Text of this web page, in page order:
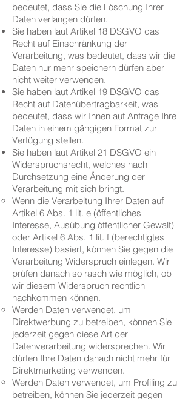
bedeutet, dass Sie die Löschung Ihrer
Daten verlangen dürfen.
Sie haben laut Artikel 18 DSGVO das
Recht auf Einschränkung der
Verarbeitung, was bedeutet, dass wir die
Daten nur mehr speichern dürfen aber
nicht weiter verwenden.
Sie haben laut Artikel 19 DSGVO das
Recht auf Datenübertragbarkeit, was
bedeutet, dass wir Ihnen auf Anfrage Ihre
Daten in einem gängigen Format zur
Verfügung stellen.
Sie haben laut Artikel 21 DSGVO ein
Widerspruchsrecht, welches nach
Durchsetzung eine Änderung der
Verarbeitung mit sich bringt.
Wenn die Verarbeitung Ihrer Daten auf
Artikel 6 Abs. 1 lit. e (öffentliches
Interesse, Ausübung öffentlicher Gewalt)
oder Artikel 6 Abs. 1 lit. f (berechtigtes
Interesse) basiert, können Sie gegen die
Verarbeitung Widerspruch einlegen. Wir
prüfen danach so rasch wie möglich, ob
wir diesem Widerspruch rechtlich
nachkommen können.
Werden Daten verwendet, um
Direktwerbung zu betreiben, können Sie
jederzeit gegen diese Art der
Datenverarbeitung widersprechen. Wir
dürfen Ihre Daten danach nicht mehr für
Direktmarketing verwenden.
Werden Daten verwendet, um Profiling zu
betreiben, können Sie jederzeit gegen